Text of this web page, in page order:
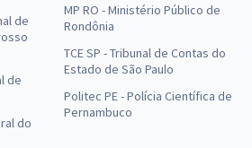
de
de
do
MP RO - Ministério Público de
Rondônia
TCE SP - Tribunal de Contas do
Estado de São Paulo
Politec PE - Polícia Científica de
Pernambuco